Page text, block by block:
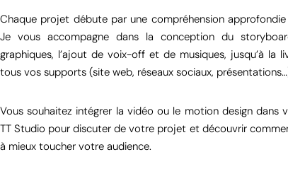
Chaque projet débute par une compréhension
Je vous accompagne dans la conception du
graphiques, l’ajout de voix-off et de musiques, jusqu’à la
tous vos supports (site web, réseaux sociaux,
Vous souhaitez intégrer la vidéo ou le motion design
TT Studio pour discuter de votre projet et découvrir
à mieux toucher votre audience.